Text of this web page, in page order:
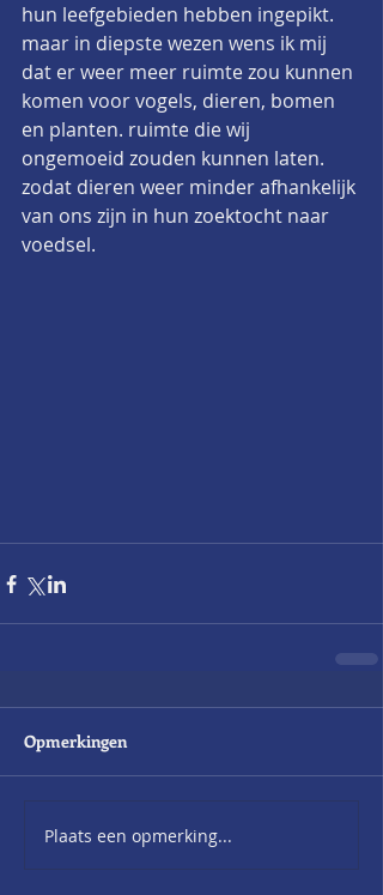
hun leefgebieden hebben ingepikt.
maar in diepste wezen wens ik mij
dat er weer meer ruimte zou kunnen
komen voor vogels, dieren, bomen
en planten. ruimte die wij
ongemoeid zouden kunnen laten.
zodat dieren weer minder afhankelijk
van ons zijn in hun zoektocht naar
voedsel.
Opmerkingen
Plaats een opmerking...